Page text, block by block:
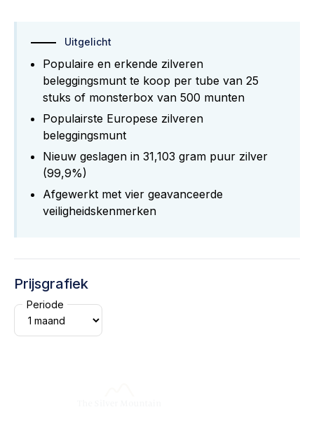
Uitgelicht
Populaire en erkende zilveren
beleggingsmunt te koop per tube van 25
stuks of monsterbox van 500 munten
Populairste Europese zilveren
beleggingsmunt
Nieuw geslagen in 31,103 gram puur zilver
(99,9%)
Afgewerkt met vier geavanceerde
veiligheidskenmerken
Prijsgrafiek
Periode